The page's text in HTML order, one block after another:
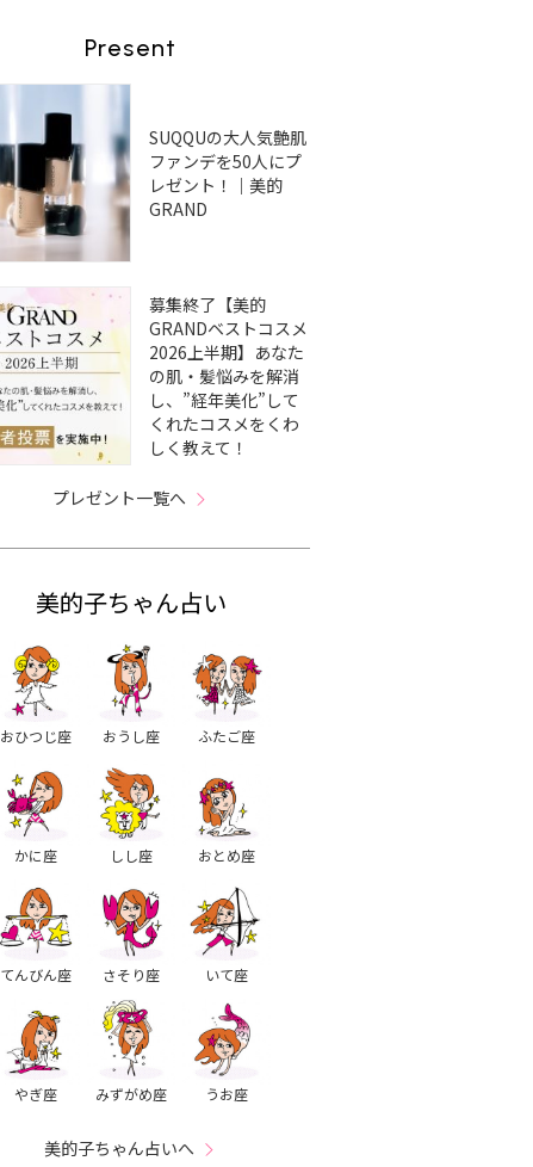
Present
SUQQUの大人気艶肌
ファンデを50人にプ
レゼント！｜美的
GRAND
募集終了【美的
GRANDベストコスメ
2026上半期】あなた
の肌・髪悩みを解消
し、”経年美化”して
くれたコスメをくわ
しく教えて！
プレゼント一覧へ
美的子ちゃん占い
おひつじ座 おうし座 ふたご座
かに座 しし座 おとめ座
てんびん座 さそり座 いて座
やぎ座 みずがめ座 うお座
美的子ちゃん占いへ